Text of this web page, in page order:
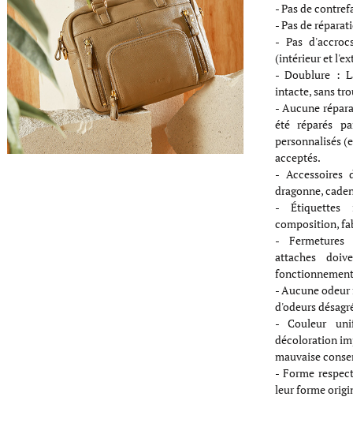
- Pas de
- Pas de
- Pas
(intérieur et
- Doublure :
intacte, sans
- Aucune
été réparés
personnalisés
acceptés.
- Accessoires
dragonne,
- Étiquettes
composition,
- Fermetures
attaches
- Aucune odeur
d'odeurs
- Couleur
décoloration
mauvaise
- Forme
leur forme